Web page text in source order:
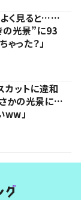
く見ると……
の光景”に93
ゃった？」
カットに違和
さかの光景に…
ww」